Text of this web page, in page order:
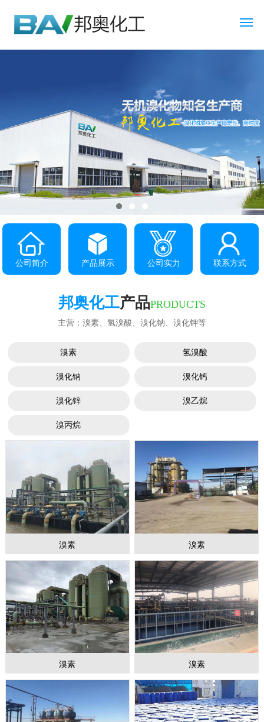
公司简介 产品展示 公司实力 联系方式
邦奥化工产品PRODUCTS
主营：溴素、氢溴酸、溴化钠、溴化钾等
溴素 氢溴酸
溴化钠 溴化钙
溴化锌 溴乙烷
溴丙烷
溴素 溴素
溴素 溴素